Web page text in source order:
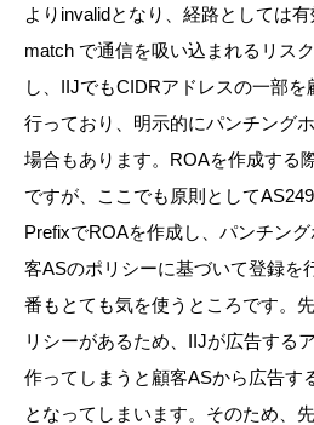
よりinvalidとなり、経路としては
match で通信を吸い込まれるリス
し、IIJでもCIDRアドレスの一部
行っており、明示的にパンチング
場合もあります。ROAを作成する
ですが、ここでも原則として
PrefixでROAを作成し、パンチン
客ASのポリシーに基づいて登録を
番もとても気を使うところです。
リシーがあるため、IIJが広告する
作ってしまうと顧客ASから広告す
となってしまいます。そのため、